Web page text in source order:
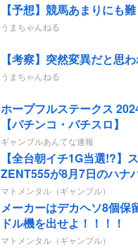
【予想】競馬あまりにも
うまちゃんねる
【考察】突然変異だと思
うまちゃんねる
ホープフルステークス
【パチンコ・パチスロ】
ギャンブルあんてな速報
【全台朝イチ1G当選!?】
ZENT555が8月7日のハナ
ングを仕込んだらしいｗｗ
マトメンタル（ギャンブル）
メーカーはデカヘソ8個保
ドル機を出せよ！！！！
マトメンタル（ギャンブル）